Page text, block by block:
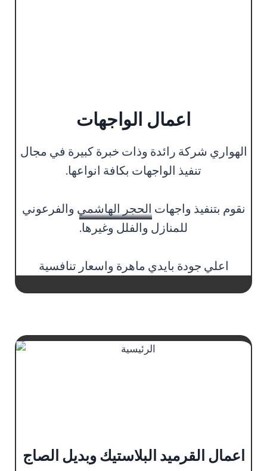
اعمال الواجهات
الهواري شركة رائدة وذات خبرة كبيرة في مجال
تنفيذ الواجهات بكافة انواعها.
نقوم بتنفيذ واجهاتالحجر الهاشميوالفرعوني
للمنازل والفلل وغيرها.
اعلي جودة بايدي ماهرة واسعار تنافسية
اعمال القرميد البلاستيك وبديل الصاج